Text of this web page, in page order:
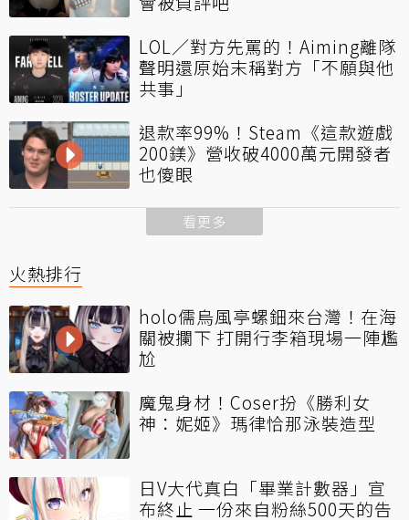
LOL／對方先罵的！Aiming離隊
聲明還原始末稱對方「不願與他
共事」
退款率99%！Steam《這款遊戲
200鎂》營收破4000萬元開發者
也傻眼
看更多
火熱排行
holo儒烏風亭螺鈿來台灣！在海
關被攔下 打開行李箱現場一陣尷
尬
魔鬼身材！Coser扮《勝利女
神：妮姬》瑪律恰那泳裝造型
日V大代真白「畢業計數器」宣
布終止 一份來自粉絲500天的告